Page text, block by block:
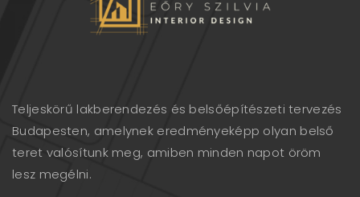
Teljeskörű lakberendezés és belsőépítészeti tervezés
Budapesten, amelynek eredményeképp olyan belső
teret valósítunk meg, amiben minden napot öröm
lesz megélni.